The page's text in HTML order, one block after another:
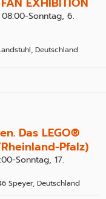
Sonntag, 6.
Deutschland
Das LEGO®
Pfalz)
Sonntag, 17.
Speyer, Deutschland